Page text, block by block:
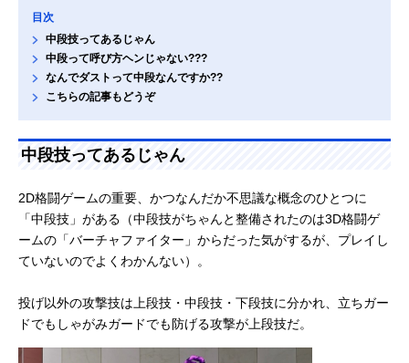
目次
中段技ってあるじゃん
中段って呼び方ヘンじゃない???
なんでダストって中段なんですか??
こちらの記事もどうぞ
中段技ってあるじゃん
2D格闘ゲームの重要、かつなんだか不思議な概念のひとつに
「中段技」がある（中段技がちゃんと整備されたのは3D格闘ゲ
ームの「バーチャファイター」からだった気がするが、プレイし
ていないのでよくわかんない）。
投げ以外の攻撃技は上段技・中段技・下段技に分かれ、立ちガー
ドでもしゃがみガードでも防げる攻撃が上段技だ。